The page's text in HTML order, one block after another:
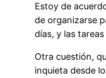
Estoy de
de organizarse
días, y las
Otra cuestión,
inquieta desde